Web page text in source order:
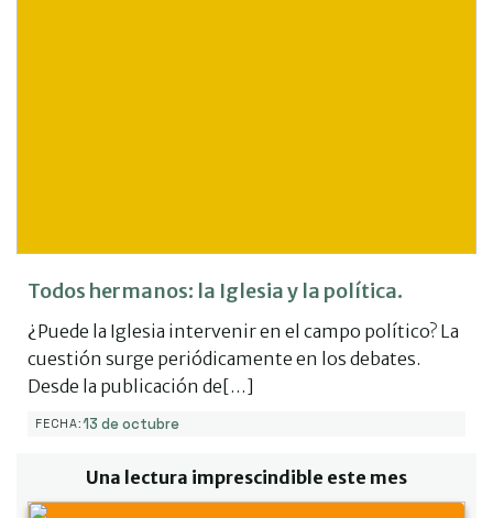
Todos hermanos: la Iglesia y la política.
¿Puede la Iglesia intervenir en el campo político? La
cuestión surge periódicamente en los debates.
Desde la publicación de[…]
FECHA:13 de octubre
Una lectura imprescindible este mes